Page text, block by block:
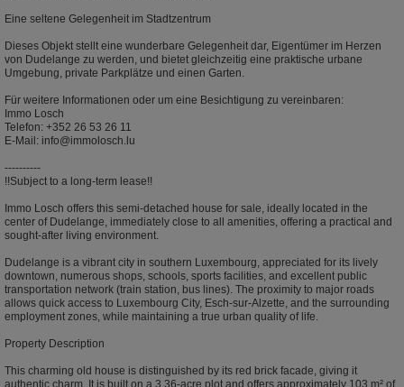
Eine seltene Gelegenheit im Stadtzentrum
Dieses Objekt stellt eine wunderbare Gelegenheit dar, Eigentümer im Herzen
von Dudelange zu werden, und bietet gleichzeitig eine praktische urbane
Umgebung, private Parkplätze und einen Garten.
Für weitere Informationen oder um eine Besichtigung zu vereinbaren:
Immo Losch
Telefon: +352 26 53 26 11
E-Mail: info@immolosch.lu
----------
!!Subject to a long-term lease!!
Immo Losch offers this semi-detached house for sale, ideally located in the
center of Dudelange, immediately close to all amenities, offering a practical and
sought-after living environment.
Dudelange is a vibrant city in southern Luxembourg, appreciated for its lively
downtown, numerous shops, schools, sports facilities, and excellent public
transportation network (train station, bus lines). The proximity to major roads
allows quick access to Luxembourg City, Esch-sur-Alzette, and the surrounding
employment zones, while maintaining a true urban quality of life.
Property Description
This charming old house is distinguished by its red brick facade, giving it